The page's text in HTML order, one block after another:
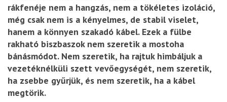
rákfenéje nem a hangzás, nem a tökéletes izoláció,
még csak nem is a kényelmes, de stabil viselet,
hanem a könnyen szakadó kábel. Ezek a fülbe
rakható biszbaszok nem szeretik a mostoha
bánásmódot. Nem szeretik, ha rajtuk himbáljuk a
vezetéknélküli szett vevőegységét, nem szeretik,
ha zsebbe gyűrjük, és nem szeretik, ha a kábel
megtörik.